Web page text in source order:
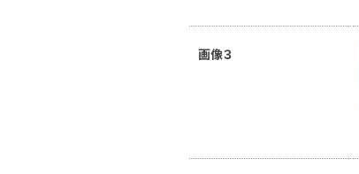
画像３